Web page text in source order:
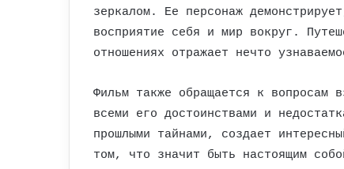
зеркалом. Ее персонаж
восприятие себя и мир вокруг.
отношениях отражает нечто
Фильм также обращается к вопросам
всеми его достоинствами и
прошлыми тайнами, создает
том, что значит быть настоящим